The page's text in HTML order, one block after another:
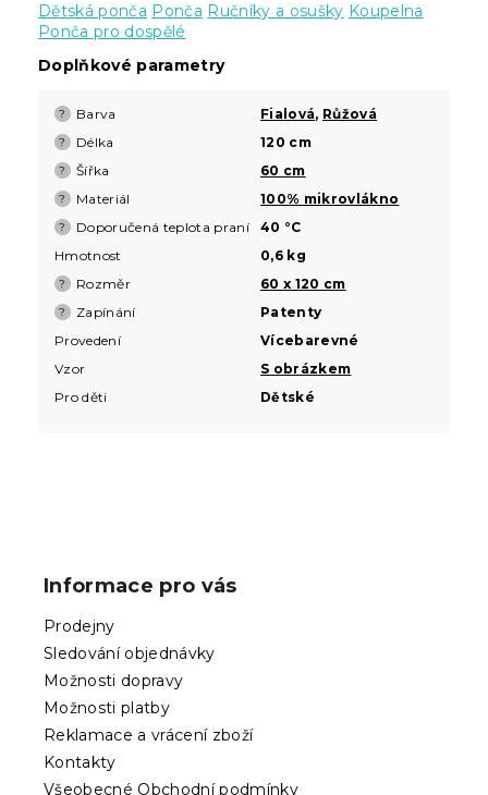
Dětská ponča Ponča Ručníky a osušky Koupelna
Ponča pro dospělé
Doplňkové parametry
? Barva Fialová, Růžová
? Délka 120 cm
? Šířka 60 cm
? Materiál 100% mikrovlákno
? Doporučená teplota praní
40 °C
Hmotnost
0,6 kg
? Rozměr 60 x 120 cm
? Zapínání
Patenty
Provedení
Vícebarevné
Vzor
S obrázkem
Pro děti
Dětské
Informace pro vás
Prodejny
Sledování objednávky
Možnosti dopravy
Možnosti platby
Reklamace a vrácení zboží
Kontakty
Všeobecné Obchodní podmínky